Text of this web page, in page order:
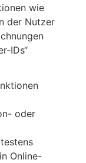
wie
der Nutzer
IDs“
oder
Online-